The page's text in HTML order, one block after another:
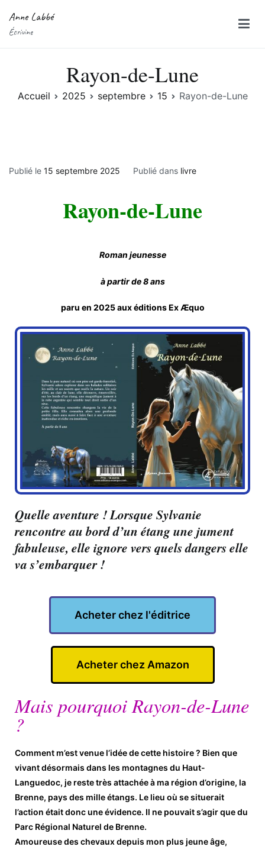
Anne Labbé
Écrivine
Rayon-de-Lune
Accueil 2025 septembre 15 Rayon-de-Lune
Publié le 15 septembre 2025 Publié dans livre
Rayon-de-Lune
Roman jeunesse
à partir de 8 ans
paru en 2025 aux éditions Ex Æquo
Quelle aventure ! Lorsque Sylvanie
rencontre au bord d’un étang une jument
fabuleuse, elle ignore vers quels dangers elle
va s’embarquer !
Acheter chez l'éditrice
Acheter chez Amazon
Mais pourquoi Rayon-de-Lune
?
Comment m’est venue l’idée de cette histoire ? Bien que
vivant désormais dans les montagnes du Haut-
Languedoc, je reste très attachée à ma région d’origine, la
Brenne, pays des mille étangs. Le lieu où se situerait
l’action était donc une évidence. Il ne pouvait s’agir que du
Parc Régional Naturel de Brenne.
Amoureuse des chevaux depuis mon plus jeune âge,